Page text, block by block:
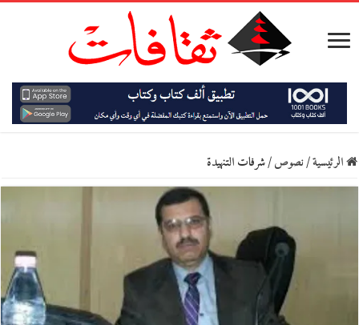
الرئيسية/نصوص/شرفات التنهيدة